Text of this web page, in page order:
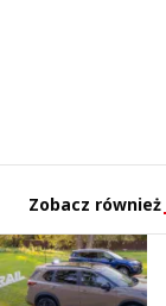
Zobacz również